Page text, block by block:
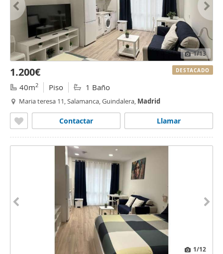
1/13
1.200€
40m2 Piso 1 Baño
Maria teresa 11, Salamanca, Guindalera, Madrid
Llamar
Contactar
DESTACADO
1/12